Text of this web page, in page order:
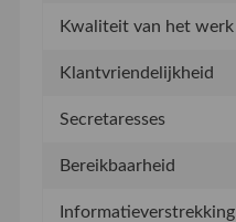
Kwaliteit van het werk
Klantvriendelijkheid
Secretaresses
Bereikbaarheid
Informatieverstrekking